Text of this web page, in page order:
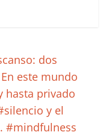
dos
este mundo
hasta privado
y el
#mindfulness